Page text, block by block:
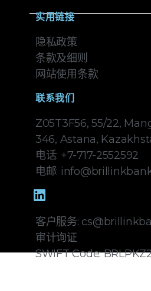
实用链接
隐私政策
条款及细则
网站使用条款
联系我们
Z05T3F56, 55/22,
346, Astana,
电话: +7-717-2552592
电邮:
客户服务:
审计询证
SWIFT Code: